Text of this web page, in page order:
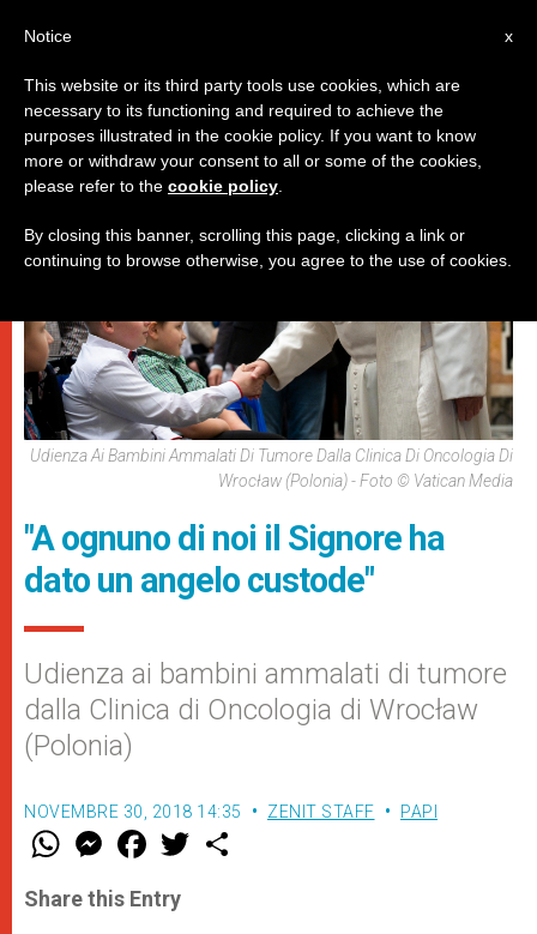
PAPI
Udienza Ai Bambini Ammalati Di Tumore Dalla Clinica Di Oncologia Di
Wrocław (Polonia) - Foto © Vatican Media
"A ognuno di noi il Signore ha
dato un angelo custode"
Udienza ai bambini ammalati di tumore
dalla Clinica di Oncologia di Wrocław
(Polonia)
NOVEMBRE 30, 2018 14:35 ZENIT STAFF PAPI
W
t
s
M
e
s
e
F
a
e
b
w
Share this Entry
x
Notice
This website or its third party tools use cookies, which are
necessary to its functioning and required to achieve the
purposes illustrated in the cookie policy. If you want to know
more or withdraw your consent to all or some of the cookies,
please refer to the cookie policy
By closing this banner, scrolling this page, clicking a link or
continuing to browse otherwise, you agree to the use of cookies.